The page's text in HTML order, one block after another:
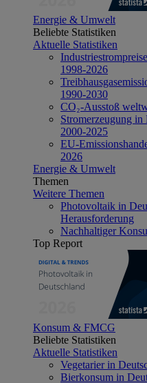
Energie & Umwelt
Beliebte Statistiken
Aktuelle Statistiken
1998-2026
1990-2030
CO₂-Ausstoß
Stromerzeugung in
2000-2025
EU-
2026
Energie & Umwelt
Themen
Weitere Themen
Photovoltaik in
Herausforderung
Nachhaltiger
Top Report
Konsum & FMCG
Beliebte Statistiken
Aktuelle Statistiken
Vegetarier in
Bierkonsum in